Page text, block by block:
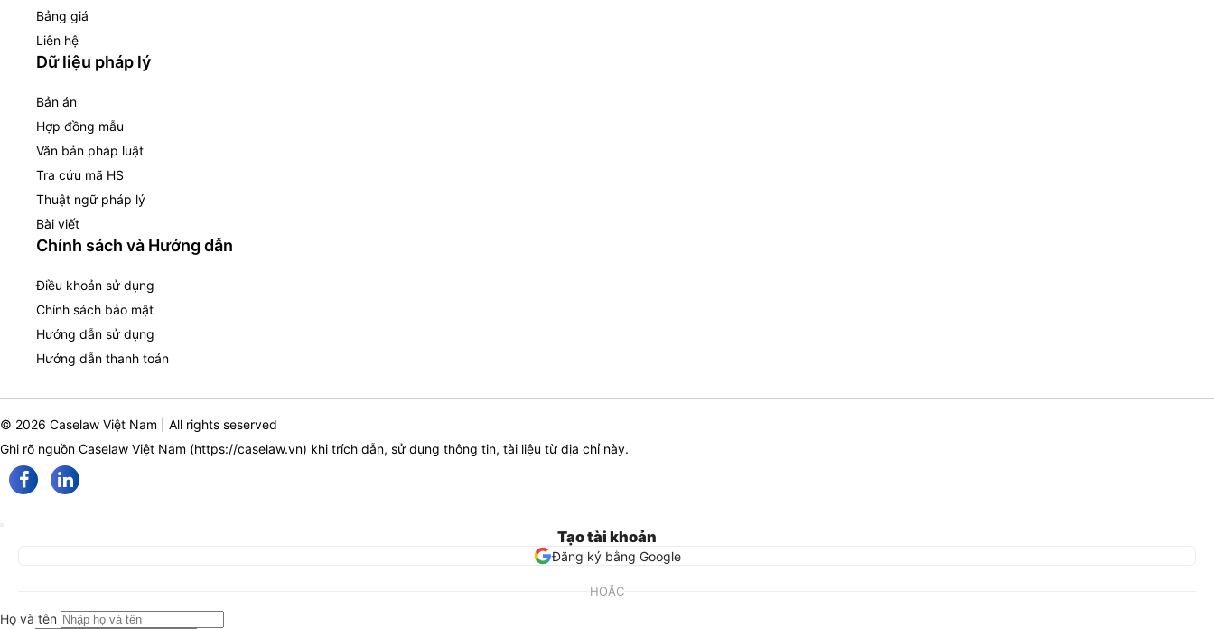
Bảng giá
Liên hệ
Dữ liệu pháp lý
Bản án
Hợp đồng mẫu
Văn bản pháp luật
Tra cứu mã HS
Thuật ngữ pháp lý
Bài viết
Chính sách và Hướng dẫn
Điều khoản sử dụng
Chính sách bảo mật
Hướng dẫn sử dụng
Hướng dẫn thanh toán
© 2026 Caselaw Việt Nam | All rights seserved
Ghi rõ nguồn Caselaw Việt Nam (https://caselaw.vn) khi trích dẫn, sử dụng thông tin, tài liệu từ địa chỉ này.
Tạo tài khoản
Đăng ký bằng Google
HOẶC
Họ và tên